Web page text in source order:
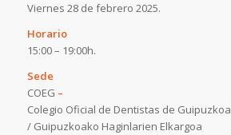
Viernes 28 de febrero 2025.
Horario
15:00 – 19:00h.
Sede
COEG –
Colegio Oficial de Dentistas de Guipuzkoa
/ Guipuzkoako Haginlarien Elkargoa